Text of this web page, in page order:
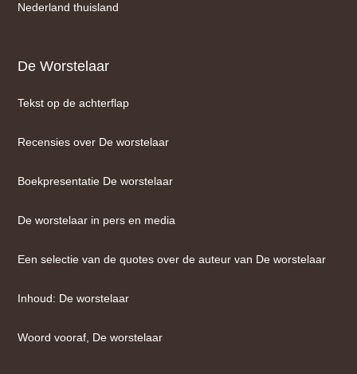
Nederland thuisland
De Worstelaar
Tekst op de achterflap
Recensies over De worstelaar
Boekpresentatie De worstelaar
De worstelaar in pers en media
Een selectie van de quotes over de auteur van De worstelaar
Inhoud: De worstelaar
Woord vooraf, De worstelaar